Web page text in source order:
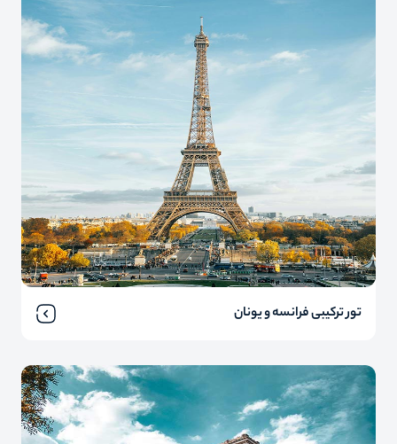
تور ترکیبی فرانسه و یونان